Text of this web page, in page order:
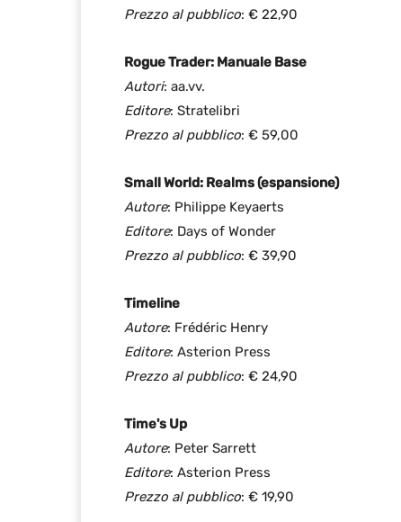
Prezzo al pubblico: € 22,90
Rogue Trader: Manuale Base
Autori: aa.vv.
Editore: Stratelibri
Prezzo al pubblico: € 59,00
Small World: Realms (espansione)
Autore: Philippe Keyaerts
Editore: Days of Wonder
Prezzo al pubblico: € 39,90
Timeline
Autore: Frédéric Henry
Editore: Asterion Press
Prezzo al pubblico: € 24,90
Time's Up
Autore: Peter Sarrett
Editore: Asterion Press
Prezzo al pubblico: € 19,90